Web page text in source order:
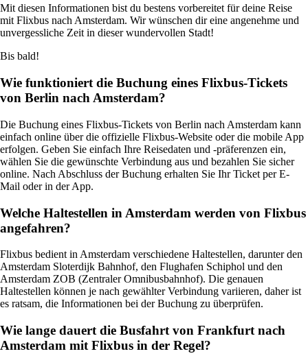
Mit diesen Informationen bist du bestens vorbereitet für deine Reise
mit Flixbus nach Amsterdam. Wir wünschen dir eine angenehme und
unvergessliche Zeit in dieser wundervollen Stadt!
Bis bald!
Wie funktioniert die Buchung eines Flixbus-Tickets
von Berlin nach Amsterdam?
Die Buchung eines Flixbus-Tickets von Berlin nach Amsterdam kann
einfach online über die offizielle Flixbus-Website oder die mobile App
erfolgen. Geben Sie einfach Ihre Reisedaten und -präferenzen ein,
wählen Sie die gewünschte Verbindung aus und bezahlen Sie sicher
online. Nach Abschluss der Buchung erhalten Sie Ihr Ticket per E-
Mail oder in der App.
Welche Haltestellen in Amsterdam werden von Flixbus
angefahren?
Flixbus bedient in Amsterdam verschiedene Haltestellen, darunter den
Amsterdam Sloterdijk Bahnhof, den Flughafen Schiphol und den
Amsterdam ZOB (Zentraler Omnibusbahnhof). Die genauen
Haltestellen können je nach gewählter Verbindung variieren, daher ist
es ratsam, die Informationen bei der Buchung zu überprüfen.
Wie lange dauert die Busfahrt von Frankfurt nach
Amsterdam mit Flixbus in der Regel?